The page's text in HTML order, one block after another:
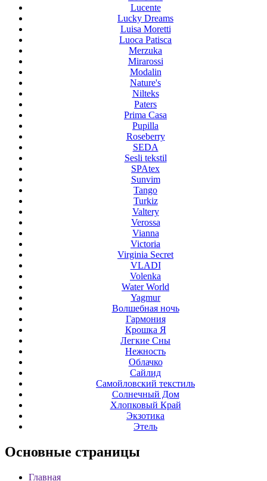
Lucente
Lucky Dreams
Luisa Moretti
Luoca Patisca
Merzuka
Mirarossi
Modalin
Nature's
Nilteks
Paters
Prima Casa
Pupilla
Roseberry
SEDA
Sesli tekstil
SPAtex
Sunvim
Tango
Turkiz
Valtery
Verossa
Vianna
Victoria
Virginia Secret
VLADI
Volenka
Water World
Yagmur
Волшебная ночь
Гармония
Крошка Я
Легкие Сны
Нежность
Облачко
Сайлид
Самойловский текстиль
Солнечный Дом
Хлопковый Край
Экзотика
Этель
Основные страницы
Главная